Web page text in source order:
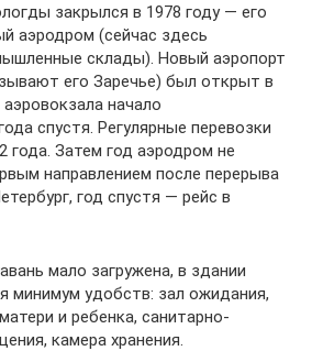
закрылся в 1978 году — его
аэродром (сейчас здесь
склады). Новый аэропорт
его Заречье) был открыт в
начало
спустя. Регулярные перевозки
года. Затем год аэродром не
направлением после перерыва
год спустя — рейс в
мало загружена, в здании
минимум удобств: зал ожидания,
и ребенка, санитарно-
камера хранения.